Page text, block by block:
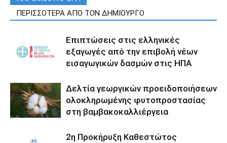
ΠΕΡΙΣΣΟΤΕΡΑ ΑΠΟ ΤΟΝ ΔΗΜΙΟΥΡΓΟ
Επιπτώσεις στις ελληνικές
εξαγωγές από την επιβολή νέων
εισαγωγικών δασμών στις ΗΠΑ
Δελτία γεωργικών προειδοποιήσεων
ολοκληρωμένης φυτοπροστασίας
στη βαμβακοκαλλιέργεια
2η Προκήρυξη Καθεστώτος